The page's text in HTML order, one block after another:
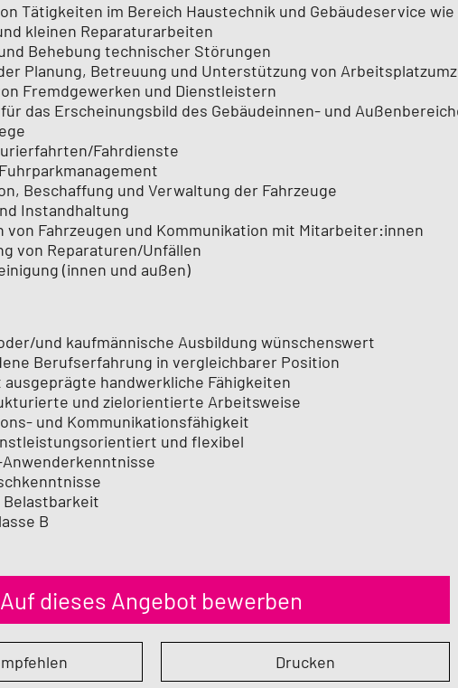
Tätigkeiten im Bereich Haustechnik und Gebäudeservice wie
kleinen Reparaturarbeiten
Behebung technischer Störungen
Planung, Betreuung und Unterstützung von
Fremdgewerken und Dienstleistern
das Erscheinungsbild des Gebäudeinnen- und
Fahrdienste
Beschaffung und Verwaltung der Fahrzeuge
Instandhaltung
von Fahrzeugen und Kommunikation mit Mitarbeiter:innen
von Reparaturen/Unfällen
(innen und außen)
und kaufmännische Ausbildung wünschenswert
Berufserfahrung in vergleichbarer Position
handwerkliche Fähigkeiten
und zielorientierte Arbeitsweise
und Kommunikationsfähigkeit
und flexibel
Belastbarkeit
B
Auf dieses Angebot bewerben
Drucken